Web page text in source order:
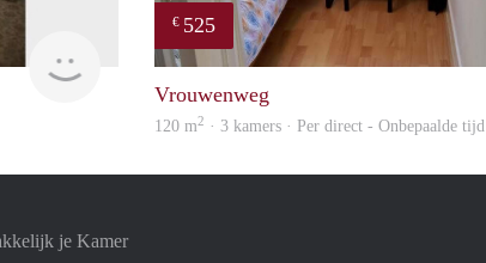
€ 525
Vrouwenweg
120 m2 · 3 kamers · Per direct - Onbepaalde tijd
je Kamer